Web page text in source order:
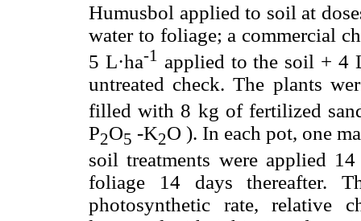
Humusbol applied to soil at
water to foliage; a commercial
5 L·ha-1 applied to the soil + 4
untreated check. The plants
filled with 8 kg of fertilized
P2O5 -K2O ). In each pot, one
soil treatments were applied
foliage 14 days thereafter.
photosynthetic rate, relative